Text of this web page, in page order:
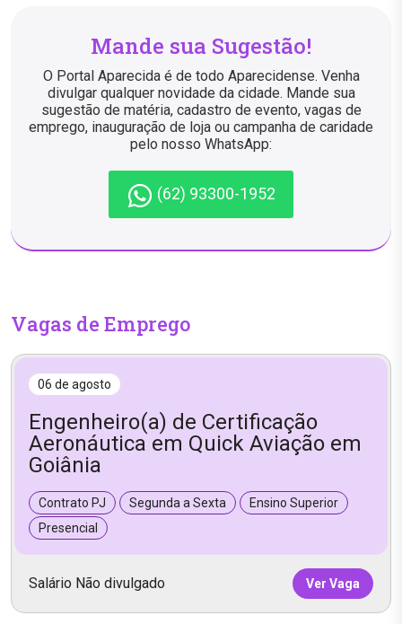
Mande sua Sugestão!
O Portal Aparecida é de todo Aparecidense. Venha
divulgar qualquer novidade da cidade. Mande sua
sugestão de matéria, cadastro de evento, vagas de
emprego, inauguração de loja ou campanha de caridade
pelo nosso WhatsApp:
(62) 93300-1952
Vagas de Emprego
06 de agosto
Engenheiro(a) de Certificação
Aeronáutica em Quick Aviação em
Goiânia
Contrato PJ Segunda a Sexta
Ensino Superior
Presencial
Salário Não divulgado Ver Vaga